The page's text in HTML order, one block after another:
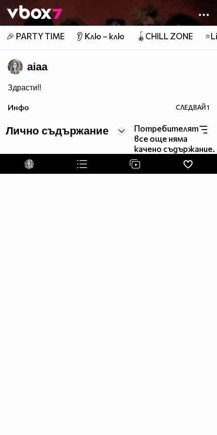
👾
🎉 PARTY TIME 👂 Клю – клю 🪀CHILL ZONE
aiaa
Здрасти!!
Инфо СЛЕДВАЙ1
Лично съдържание
Потребителят
все още няма
качено съдържание.